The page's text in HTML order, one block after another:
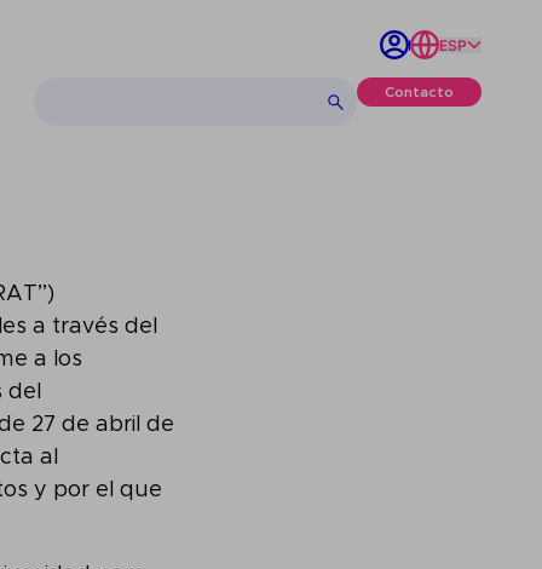
ESP
Contacto
a través del
a los
27 de abril de
al
y por el que